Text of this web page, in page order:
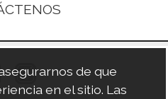
de que
en el sitio. Las